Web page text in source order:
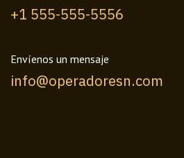
+1 555-555-5556
Envíenos un mensaje
info@operadoresn.com